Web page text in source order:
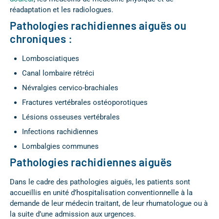
réadaptation et les radiologues.
Pathologies rachidiennes aiguës ou
chroniques :
Lombosciatiques
Canal lombaire rétréci
Névralgies cervico-brachiales
Fractures vertébrales ostéoporotiques
Lésions osseuses vertébrales
Infections rachidiennes
Lombalgies communes
Pathologies rachidiennes aiguës
Dans le cadre des pathologies aiguës, les patients sont
accueillis en unité d’hospitalisation conventionnelle à la
demande de leur médecin traitant, de leur rhumatologue ou à
la suite d’une admission aux urgences.